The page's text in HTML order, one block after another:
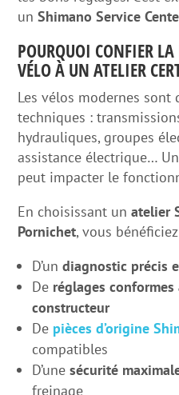
unShimano Service
POURQUOI CONFIER
VÉLO À UN ATELIER
Les vélos modernes sont
techniques :
hydrauliques, groupes
assistance électrique…
peut impacter le
En choisissant unatelier
Pornichet, vous
D’undiagnostic précis
De réglages
constructeur
De pièces d’origine
compatibles
D’unesécurité
freinage